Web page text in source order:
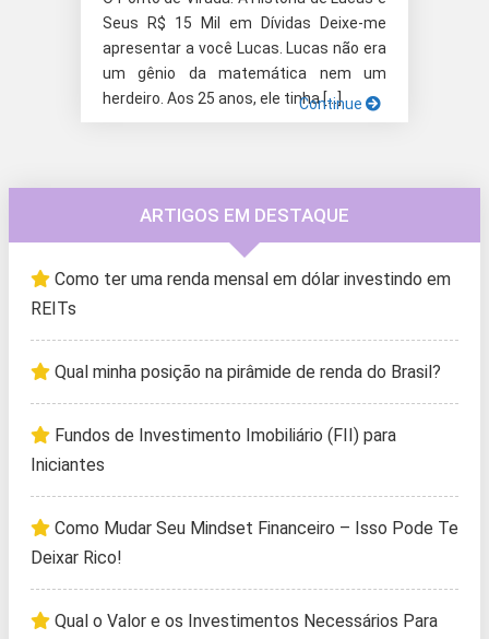
Seus R$ 15 Mil em Dívidas Deixe-me
apresentar a você Lucas. Lucas não era
um gênio da matemática nem um
herdeiro. Aos 25 anos, ele tinha […]
Continue
ARTIGOS EM DESTAQUE
Como ter uma renda mensal em dólar investindo em
REITs
Qual minha posição na pirâmide de renda do Brasil?
Fundos de Investimento Imobiliário (FII) para
Iniciantes
Como Mudar Seu Mindset Financeiro – Isso Pode Te
Deixar Rico!
Qual o Valor e os Investimentos Necessários Para